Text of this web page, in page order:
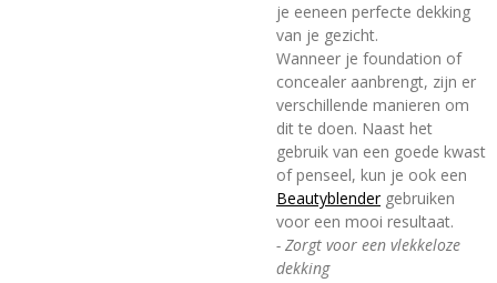
je eeneen perfecte dekking
van je gezicht.
Wanneer je foundation of
concealer aanbrengt, zijn er
verschillende manieren om
dit te doen. Naast het
gebruik van een goede kwast
of penseel, kun je ook een
Beautyblendergebruiken
voor een mooi resultaat.
- Zorgt voor een vlekkeloze
dekking